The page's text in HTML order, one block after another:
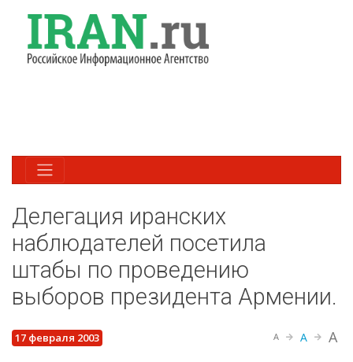
Делегация иранских
наблюдателей посетила
штабы по проведению
выборов президента Армении.
17 февраля 2003 A A A